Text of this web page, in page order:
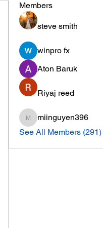
Members
steve smith
winpro fx
Aton Baruk
Riyaj reed
miinguyen396
miinguyen396
See All Members (291)